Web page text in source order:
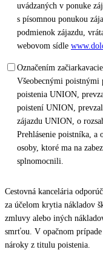
uvádzaných v ponuke
s písomnou ponukou
podmienok zájazdu,
webovom sídle
Označením
Všeobecnými poistnými
poistenia UNION,
poistení UNION,
zájazdu UNION, o
Prehlásenie poistníka, a
osoby, ktoré ma na
splnomocnili.
Cestovná kancelária
za účelom krytia nákladov
zmluvy alebo iných
smrťou. V opačnom
nároky z titulu poistenia.